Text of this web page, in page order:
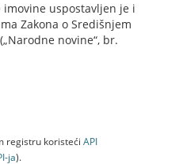
uspostavljen je i
Zakona o Središnjem
novine“, br.
registru koristeći API
jа).